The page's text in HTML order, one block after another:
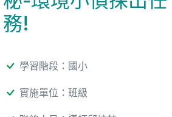
務!
學習階段：國小
實施單位：班級